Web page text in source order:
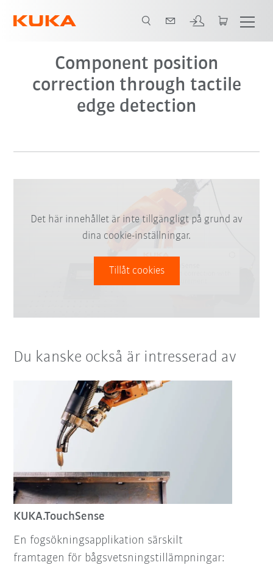
Component position
correction through tactile
edge detection
Det här innehållet är inte tillgängligt på grund av
dina cookie-inställningar.
Tillåt cookies
Du kanske också är intresserad av
KUKA.TouchSense
En fogsökningsapplikation särskilt
framtagen för bågsvetsningstillämpningar: